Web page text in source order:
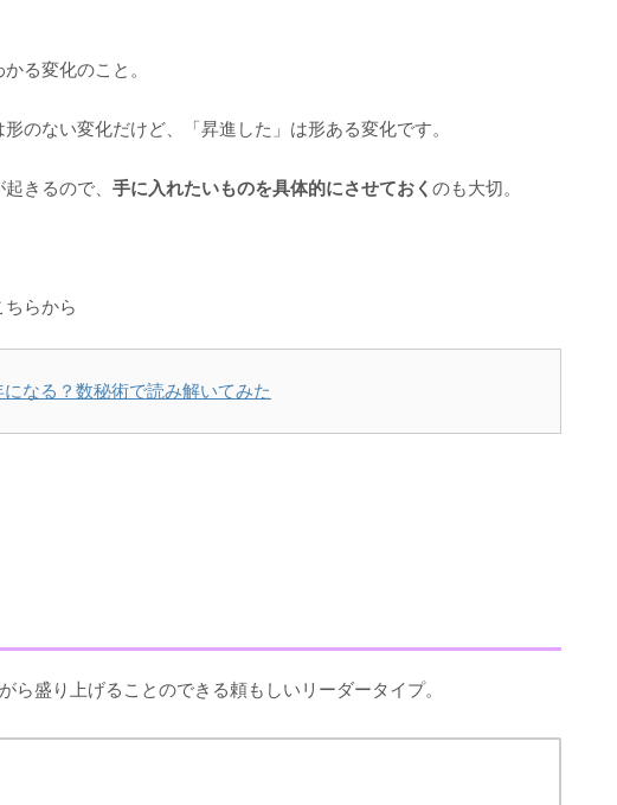
る変化のこと。
のない変化だけど、「昇進した」は形ある変化です。
きるので、 手に入れたいものを具体的にさせておく のも大切。
らから
なる？数秘術で読み解いてみた
ら盛り上げることのできる頼もしいリーダータイプ。